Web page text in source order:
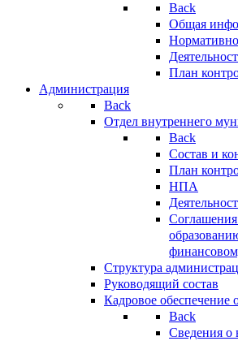
Back
Общая
Нормативно
План
Администрация
Back
Отдел внутреннего
Back
Состав и
План
НПА
Структура
Руководящий состав
Кадровое обеспечение
Back
Сведения о